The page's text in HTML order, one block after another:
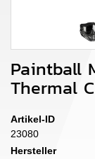
Paintball
Thermal
Artikel-ID
23080
Hersteller